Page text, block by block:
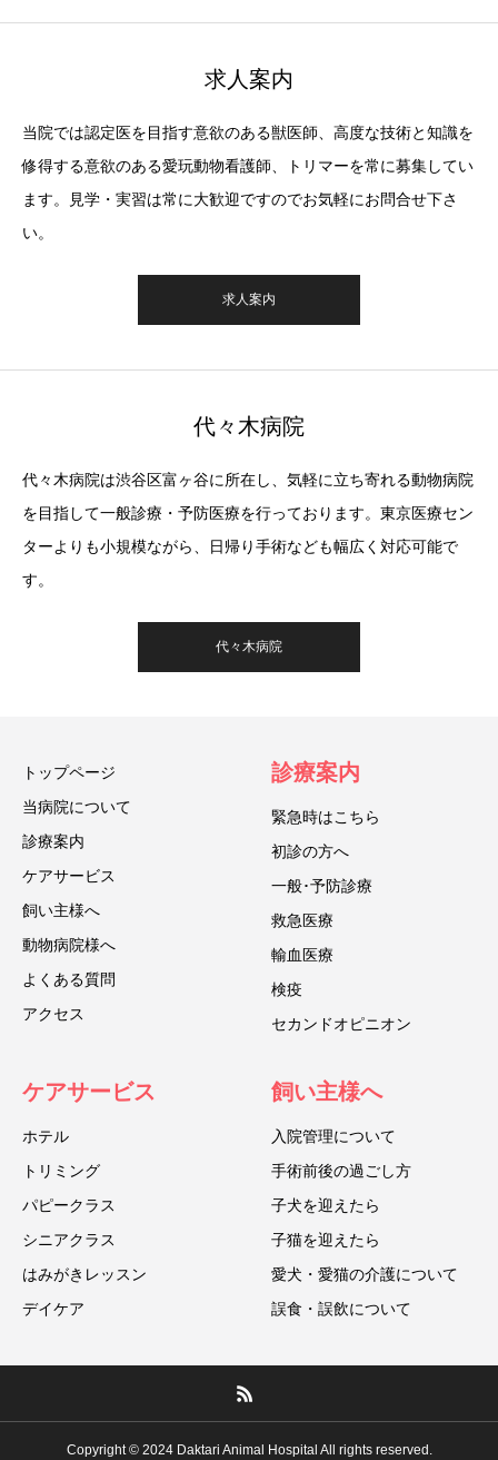
求人案内
当院では認定医を目指す意欲のある獣医師、高度な技術と知識を
修得する意欲のある愛玩動物看護師、トリマーを常に募集してい
ます。見学・実習は常に大歓迎ですのでお気軽にお問合せ下さ
い。
求人案内
代々木病院
代々木病院は渋谷区富ヶ谷に所在し、気軽に立ち寄れる動物病院
を目指して一般診療・予防医療を行っております。東京医療セン
ターよりも小規模ながら、日帰り手術なども幅広く対応可能で
す。
代々木病院
トップページ
当病院について
診療案内
ケアサービス
飼い主様へ
動物病院様へ
よくある質問
アクセス
診療案内
緊急時はこちら
初診の方へ
一般･予防診療
救急医療
輸血医療
検疫
セカンドオピニオン
ケアサービス
ホテル
トリミング
パピークラス
シニアクラス
はみがきレッスン
デイケア
飼い主様へ
入院管理について
手術前後の過ごし方
子犬を迎えたら
子猫を迎えたら
愛犬・愛猫の介護について
誤食・誤飲について
Copyright © 2024 Daktari Animal Hospital All rights reserved.